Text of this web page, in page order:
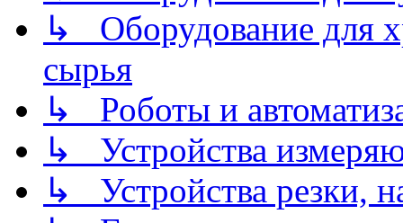
↳ Оборудование для
сырья
↳ Роботы и
↳ Устройства
↳ Устройства резки,